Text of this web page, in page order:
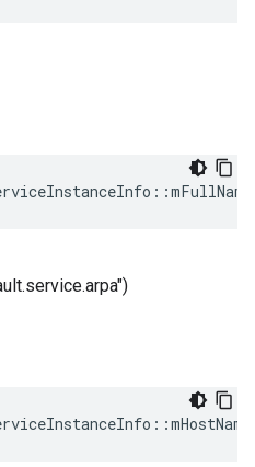
::mFullName
::mHostName